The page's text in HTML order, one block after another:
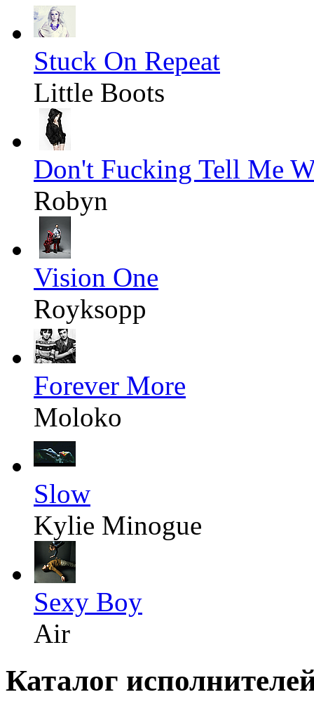
Stuck On Repeat
Little Boots
Don't Fucking Tell Me
Robyn
Vision One
Royksopp
Forever More
Moloko
Slow
Kylie Minogue
Sexy Boy
Air
Каталог